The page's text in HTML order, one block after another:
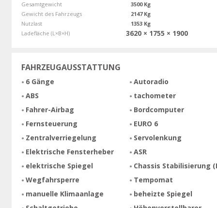
Gesamtgewicht
3500 Kg
Gewicht des Fahrzeugs
2147 Kg
Nutzlast
1353 Kg
Ladefläche (L×B×H)
3620 × 1755 × 1900
FAHRZEUGAUSSTATTUNG
6 Gänge
ABS
Fahrer-Airbag
Fernsteuerung
Zentralverriegelung
Elektrische Fensterheber
elektrische Spiegel
Wegfahrsperre
manuelle Klimaanlage
Autoradio
tachometer
Bordcomputer
EURO 6
Servolenkung
ASR
Chassis Stabilisierung
Tempomat
beheizte Spiegel